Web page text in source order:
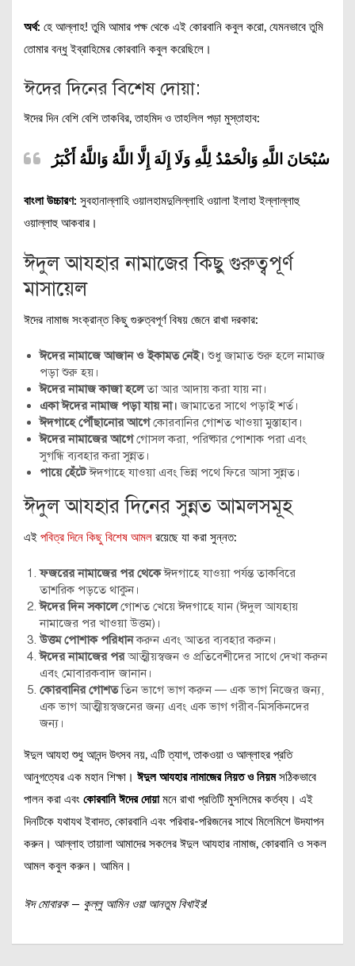
অর্থ: হে আল্লাহ! তুমি আমার পক্ষ থেকে এই কোরবানি কবুল করো, যেমনভাবে তুমি
তোমার বন্ধু ইব্রাহিমের কোরবানি কবুল করেছিলে।
ঈদের দিনের বিশেষ দোয়া:
ঈদের দিন বেশি বেশি তাকবির, তাহমিদ ও তাহলিল পড়া মুস্তাহাব:
سُبْحَانَ اللَّهِ وَالْحَمْدُ لِلَّهِ وَلَا إِلَهَ إِلَّا اللَّهُ وَاللَّهُ أَكْبَرُ
বাংলা উচ্চারণ: সুবহানাল্লাহি ওয়ালহামদুলিল্লাহি ওয়ালা ইলাহা ইল্লাল্লাহু
ওয়াল্লাহু আকবার।
ঈদুল আযহার নামাজের কিছু গুরুত্বপূর্ণ
মাসায়েল
ঈদের নামাজ সংক্রান্ত কিছু গুরুত্বপূর্ণ বিষয় জেনে রাখা দরকার:
ঈদের নামাজে আজান ও ইকামত নেই। শুধু জামাত শুরু হলে নামাজ
পড়া শুরু হয়।
ঈদের নামাজ কাজা হলেতা আর আদায় করা যায় না।
একা ঈদের নামাজ পড়া যায় না। জামাতের সাথে পড়াই শর্ত।
ঈদগাহে পৌঁছানোর আগেকোরবানির গোশত খাওয়া মুস্তাহাব।
ঈদের নামাজের আগেগোসল করা, পরিষ্কার পোশাক পরা এবং
সুগন্ধি ব্যবহার করা সুন্নত।
পায়ে হেঁটেঈদগাহে যাওয়া এবং ভিন্ন পথে ফিরে আসা সুন্নত।
ঈদুল আযহার দিনের সুন্নত আমলসমূহ
এই পবিত্র দিনে কিছু বিশেষ আমল রয়েছে যা করা সুন্নত:
ফজরের নামাজের পর থেকেঈদগাহে যাওয়া পর্যন্ত তাকবিরে
তাশরিক পড়তে থাকুন।
ঈদের দিন সকালেগোশত খেয়ে ঈদগাহে যান (ঈদুল আযহায়
নামাজের পর খাওয়া উত্তম)।
উত্তম পোশাক পরিধানকরুন এবং আতর ব্যবহার করুন।
ঈদের নামাজের পরআত্মীয়স্বজন ও প্রতিবেশীদের সাথে দেখা করুন
এবং মোবারকবাদ জানান।
কোরবানির গোশততিন ভাগে ভাগ করুন — এক ভাগ নিজের জন্য,
এক ভাগ আত্মীয়স্বজনের জন্য এবং এক ভাগ গরীব-মিসকিনদের
জন্য।
ঈদুল আযহা শুধু আনন্দ উৎসব নয়, এটি ত্যাগ, তাকওয়া ও আল্লাহর প্রতি
আনুগত্যের এক মহান শিক্ষা। ঈদুল আযহার নামাজের নিয়ত ও নিয়মসঠিকভাবে
পালন করা এবং কোরবানি ঈদের দোয়ামনে রাখা প্রতিটি মুসলিমের কর্তব্য। এই
দিনটিকে যথাযথ ইবাদত, কোরবানি এবং পরিবার-পরিজনের সাথে মিলেমিশে উদযাপন
করুন। আল্লাহ তায়ালা আমাদের সকলের ঈদুল আযহার নামাজ, কোরবানি ও সকল
আমল কবুল করুন। আমিন।
ঈদ মোবারক — কুল্লু আমিন ওয়া আনতুম বিখাইর!